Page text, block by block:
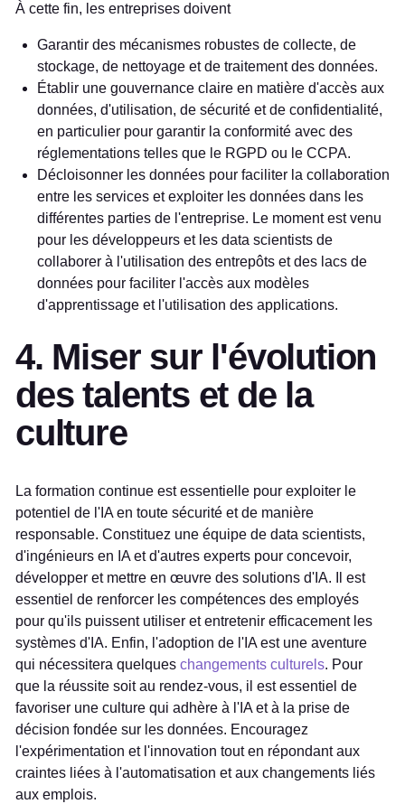
À cette fin, les entreprises doivent
Garantir des mécanismes robustes de collecte, de
stockage, de nettoyage et de traitement des données.
Établir une gouvernance claire en matière d'accès aux
données, d'utilisation, de sécurité et de confidentialité,
en particulier pour garantir la conformité avec des
réglementations telles que le RGPD ou le CCPA.
Décloisonner les données pour faciliter la collaboration
entre les services et exploiter les données dans les
différentes parties de l'entreprise. Le moment est venu
pour les développeurs et les data scientists de
collaborer à l'utilisation des entrepôts et des lacs de
données pour faciliter l'accès aux modèles
d'apprentissage et l'utilisation des applications.
4. Miser sur l'évolution
des talents et de la
culture
La formation continue est essentielle pour exploiter le
potentiel de l'IA en toute sécurité et de manière
responsable. Constituez une équipe de data scientists,
d'ingénieurs en IA et d'autres experts pour concevoir,
développer et mettre en œuvre des solutions d'IA. Il est
essentiel de renforcer les compétences des employés
pour qu'ils puissent utiliser et entretenir efficacement les
systèmes d'IA. Enfin, l'adoption de l'IA est une aventure
qui nécessitera quelques changements culturels. Pour
que la réussite soit au rendez-vous, il est essentiel de
favoriser une culture qui adhère à l'IA et à la prise de
décision fondée sur les données. Encouragez
l'expérimentation et l'innovation tout en répondant aux
craintes liées à l'automatisation et aux changements liés
aux emplois.